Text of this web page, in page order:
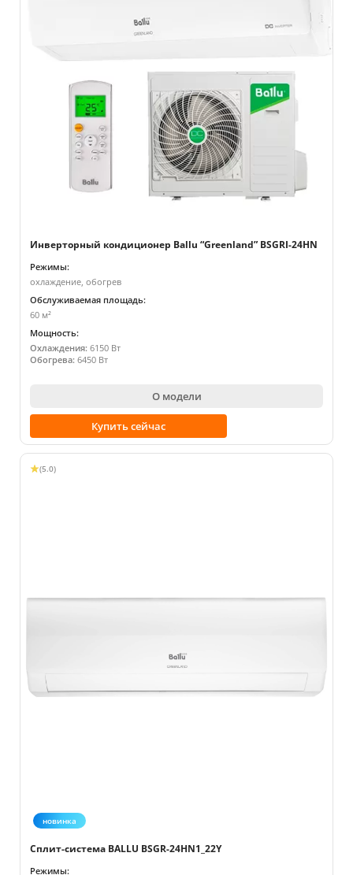
Инверторный кондиционер Ballu “Greenland” BSGRI-24HN
Режимы:
охлаждение, обогрев
Обслуживаемая площадь:
60 м²
Мощность:
Охлаждения: 6150 Вт
Обогрева: 6450 Вт
О модели
Купить сейчас
(5.0)
новинка
Сплит-система BALLU BSGR-24HN1_22Y
Режимы: